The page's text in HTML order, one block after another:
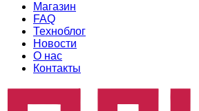
Магазин
FAQ
Техноблог
Новости
О нас
Контакты